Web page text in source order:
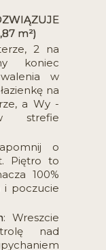
m²)
2 na
koniec
w
na
a Wy -
strefie
o
Piętro to
100%
i poczucie
: Wreszcie
nad